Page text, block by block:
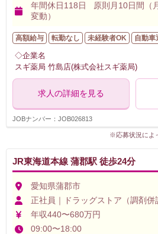
年間休日118日 原則月10日間（
変動）
高額給与 転勤なし 未経験者OK 自動車
◇企業名
スギ薬局 竹島店(株式会社スギ薬局)
求人の詳細を見る
JOBナンバー：JOB026813
※応募状況によ
JR東海道本線 蒲郡駅 徒歩24分
愛知県蒲郡市
正社員｜ドラッグストア（調剤併
年収440〜680万円
09:00〜18:00